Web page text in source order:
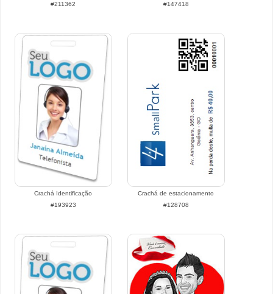
#211362
#147418
Crachá Identificação
#193923
Crachá de estacionamento
#128708